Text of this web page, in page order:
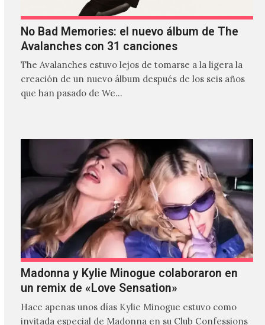
No Bad Memories: el nuevo álbum de The
Avalanches con 31 canciones
The Avalanches estuvo lejos de tomarse a la ligera la
creación de un nuevo álbum después de los seis años
que han pasado de We…
Madonna y Kylie Minogue colaboraron en
un remix de «Love Sensation»
Hace apenas unos días Kylie Minogue estuvo como
invitada especial de Madonna en su Club Confessions